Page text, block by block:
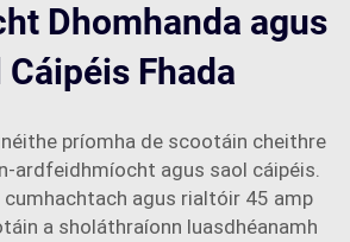
Dhomhanda agus
Cáipéis Fhada
príomha de scootáin cheithre
ardfeidhmíocht agus saol cáipéis.
agus rialtóir 45 amp
a sholáthraíonn luasdhéanamh